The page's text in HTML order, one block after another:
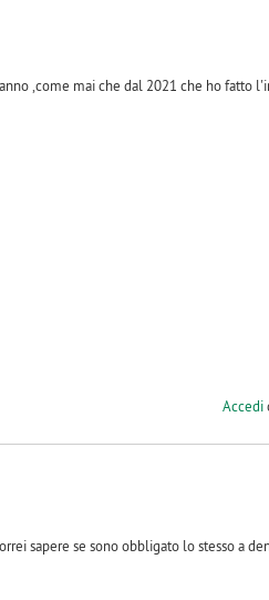
,come mai che dal 2021 che ho fatto
Accedi
sapere se sono obbligato lo stesso a